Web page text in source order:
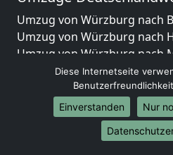
Umzug von Würzburg nach
Umzug von Würzburg nach
Umzug von Würzburg nach
Umzug von Würzburg nach
Umzug von Würzburg nach
Umzug von Würzburg nach
Umzug von Würzburg nach
Umzug von Würzburg nach
Diese Internetseite
Einverstanden
Nur